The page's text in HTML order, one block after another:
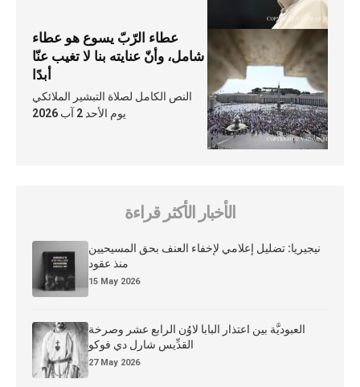
عطاء الرّبّ يسوع هو عطاء
شامل، وأنّ عنايته بنا لا تغيب عنّا
أبدًا
النص الكامل لصلاة التبشير الملائكي
يوم الأحد 2 آب 2026
الأخبار الأكثر قراءة
نيجيريا: تضليل إعلامي لإخفاء العنف بحق المسيحيين
منذ عقود
15 May 2026
العبوديَّة بين اعتذار البابا لاوُن الرابع عشر وصرخة
القدِّيس شارل دي فوكو
27 May 2026